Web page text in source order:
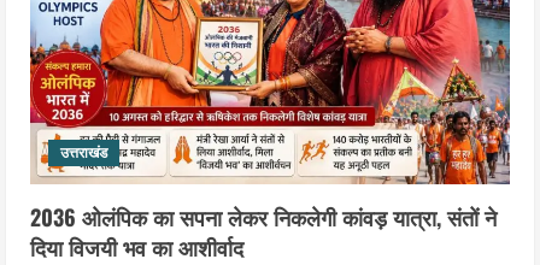
5
उत्तराखंड
कांवड़ियों की सेवा में जुटा हरिद्वार-रूड़की
विकास प्राधिकरण, जलपान व प्रसाद वितरण
से जीता श्रद्धालुओं का दिल
August 5, 2026
उत्तराखंड
2036 ओलंपिक का सपना लेकर निकलेगी कांवड़ यात्रा, संतों ने
दिया विजयी भव का आशीर्वाद